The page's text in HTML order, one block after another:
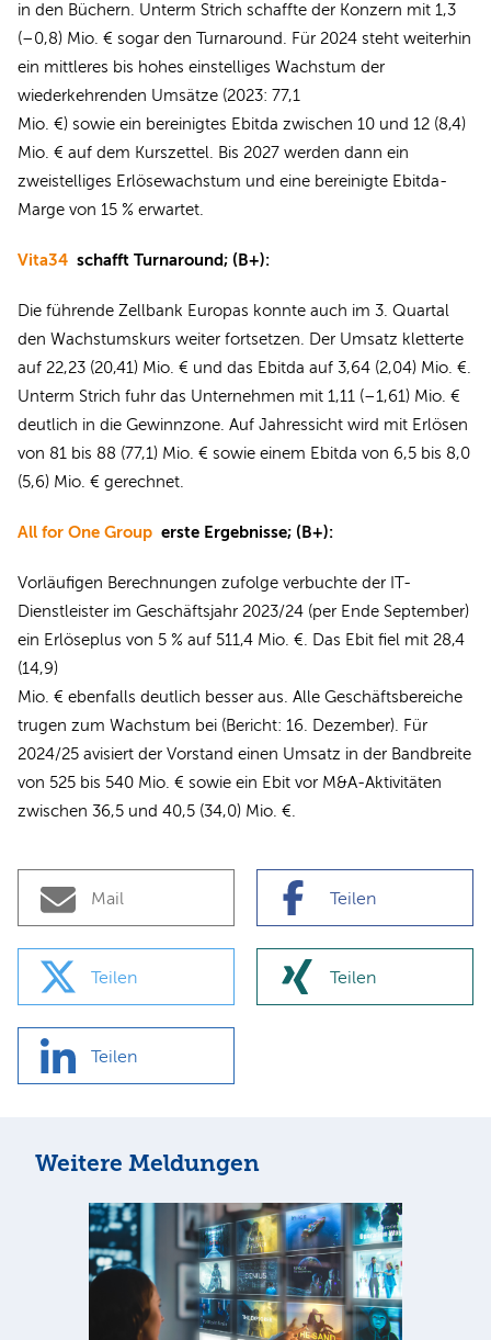
in den Büchern. Unterm Strich schaffte der Konzern mit 1,3
(–0,8) Mio. € sogar den Turnaround. Für 2024 steht weiterhin
ein mittleres bis hohes einstelliges Wachstum der
wiederkehrenden Umsätze (2023: 77,1
Mio. €) sowie ein bereinigtes Ebitda zwischen 10 und 12 (8,4)
Mio. € auf dem Kurszettel. Bis 2027 werden dann ein
zweistelliges Erlösewachstum und eine bereinigte Ebitda-
Marge von 15 % erwartet.
Vita34 schafft Turnaround; (B+):
Die führende Zellbank Europas konnte auch im 3. Quartal
den Wachstumskurs weiter fortsetzen. Der Umsatz kletterte
auf 22,23 (20,41) Mio. € und das Ebitda auf 3,64 (2,04) Mio. €.
Unterm Strich fuhr das Unternehmen mit 1,11 (–1,61) Mio. €
deutlich in die Gewinnzone. Auf Jahressicht wird mit Erlösen
von 81 bis 88 (77,1) Mio. € sowie einem Ebitda von 6,5 bis 8,0
(5,6) Mio. € gerechnet.
All for One Group erste Ergebnisse; (B+):
Vorläufigen Berechnungen zufolge verbuchte der IT-
Dienstleister im Geschäftsjahr 2023/24 (per Ende September)
ein Erlöseplus von 5 % auf 511,4 Mio. €. Das Ebit fiel mit 28,4
(14,9)
Mio. € ebenfalls deutlich besser aus. Alle Geschäftsbereiche
trugen zum Wachstum bei (Bericht: 16. Dezember). Für
2024/25 avisiert der Vorstand einen Umsatz in der Bandbreite
von 525 bis 540 Mio. € sowie ein Ebit vor M&A-Aktivitäten
zwischen 36,5 und 40,5 (34,0) Mio. €.
Mail Teilen
Teilen Teilen
Teilen
Weitere Meldungen